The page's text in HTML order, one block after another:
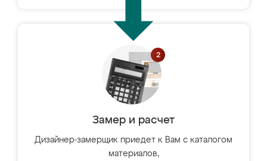
Замер и расчет
Дизайнер-замерщик приедет к Вам с каталогом
материалов,